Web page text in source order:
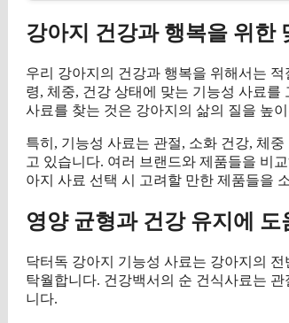
강아지 건강과 행복을 위한
우리 강아지의 건강과 행복을 위해서는
령, 체중, 건강 상태에 맞는 기능성 사료
사료를 찾는 것은 강아지의 삶의 질을 높
특히, 기능성 사료는 관절, 소화 건강, 체
고 있습니다. 여러 브랜드와 제품들을 비
아지 사료 선택 시 고려할 만한 제품들을
영양 균형과 건강 유지에
닥터독 강아지 기능성 사료는 강아지의
탁월합니다. 건강백서의 순 건식사료는
니다.